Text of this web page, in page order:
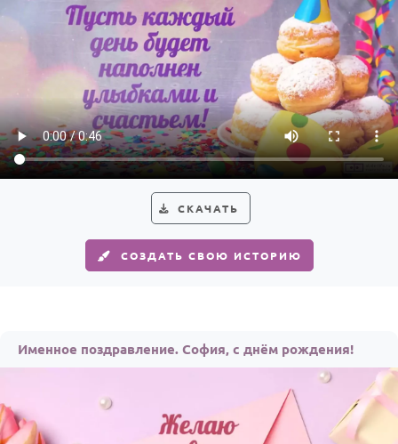
СКАЧАТЬ
СОЗДАТЬ СВОЮ ИСТОРИЮ
Именное поздравление. София, с днём рождения!